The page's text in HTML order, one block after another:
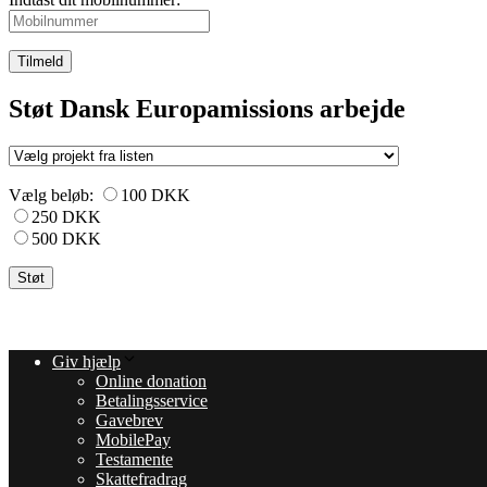
Tilmeld
Støt Dansk Europamissions arbejde
Vælg beløb:
100 DKK
250 DKK
500 DKK
Giv hjælp
Online donation
Betalingsservice
Gavebrev
MobilePay
Testamente
Skattefradrag